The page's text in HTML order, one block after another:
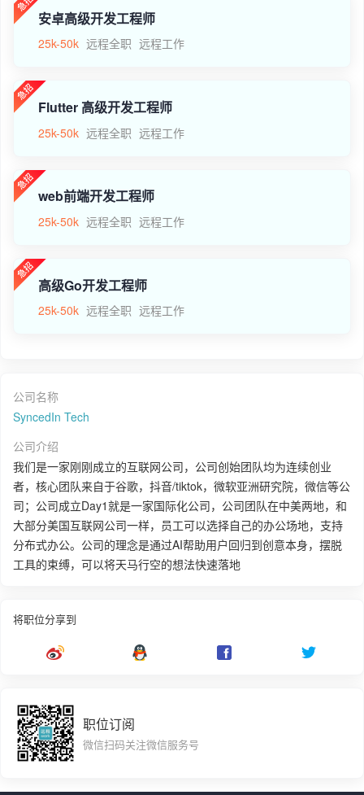
安卓高级开发工程师
25k-50k 远程全职 远程工作
Flutter 高级开发工程师
25k-50k 远程全职 远程工作
web前端开发工程师
25k-50k 远程全职 远程工作
高级Go开发工程师
25k-50k 远程全职 远程工作
公司名称
SyncedIn Tech
公司介绍
我们是一家刚刚成立的互联网公司，公司创始团队均为连续创业
者，核心团队来自于谷歌，抖音/tiktok，微软亚洲研究院，微信等公
司；公司成立Day1就是一家国际化公司，公司团队在中美两地，和
大部分美国互联网公司一样，员工可以选择自己的办公场地，支持
分布式办公。公司的理念是通过AI帮助用户回归到创意本身，摆脱
工具的束缚，可以将天马行空的想法快速落地
将职位分享到
职位订阅
微信扫码关注微信服务号